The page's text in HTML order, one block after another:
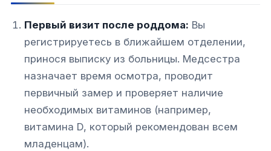
Первый визит после роддома: Вы
регистрируетесь в ближайшем отделении,
принося выписку из больницы. Медсестра
назначает время осмотра, проводит
первичный замер и проверяет наличие
необходимых витаминов (например,
витамина D, который рекомендован всем
младенцам).